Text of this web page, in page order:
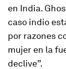
en India.
caso indio
por razones
mujer en la
declive”.